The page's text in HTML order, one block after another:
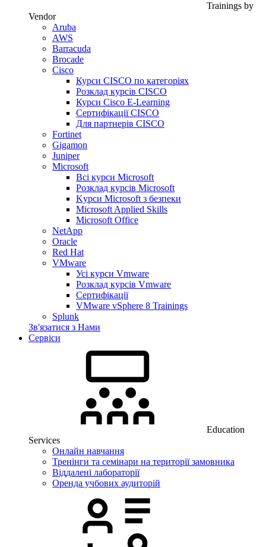
Trainings by
Vendor
Aruba
AWS
Barracuda
Brocade
Cisco
Курси CISCO по категоріях
Розклад курсів CISCO
Курси Cisco E-Learning
Сертифікації CISCO
Для партнерів CISCO
Fortinet
Gigamon
Juniper
Microsoft
Всі курси Microsoft
Розклад курсів Microsoft
Kyрси Microsoft з безпеки
Microsoft Applied Skills
Microsoft Office
NetApp
Oracle
Red Hat
VMware
Усі курси Vmware
Розклад курсів Vmware
Сертифікації
VMware vSphere 8 Trainings
Splunk
Зв'язатися з Нами
Сервіси
Education
Services
Онлайн навчання
Тренінги та семінари на території замовника
Віддалені лабораторії
Оренда учбових аудиторій